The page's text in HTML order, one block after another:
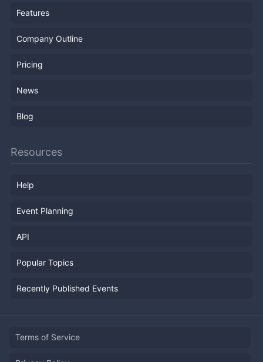
Features
Company Outline
Pricing
News
Blog
Resources
Help
Event Planning
API
Popular Topics
Recently Published Events
Terms of Service